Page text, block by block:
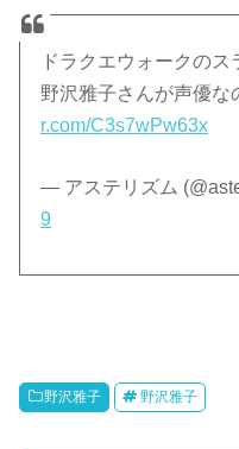
ドラクエウォークのス
野沢雅子さんが声優な
r.com/C3s7wPw63x
— アステリズム
9
野沢雅子 野沢雅子